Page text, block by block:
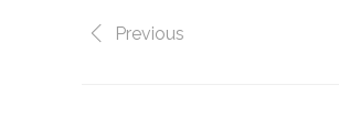
Previous